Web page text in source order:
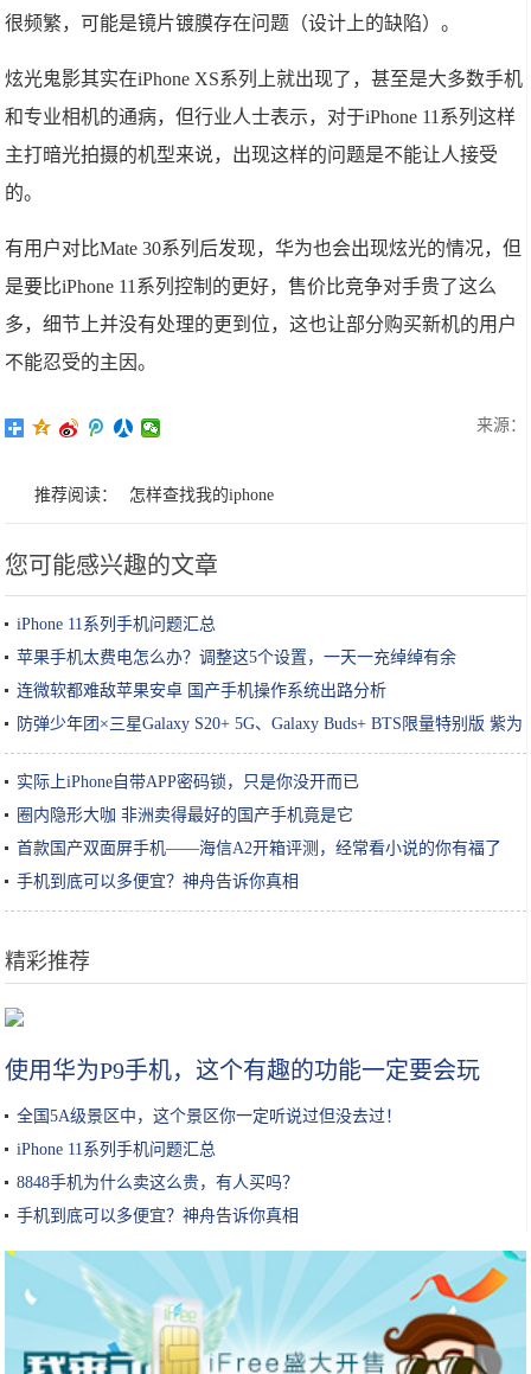
很频繁，可能是镜片镀膜存在问题（设计上的缺陷）。
炫光鬼影其实在iPhone XS系列上就出现了，甚至是大多数手机
和专业相机的通病，但行业人士表示，对于iPhone 11系列这样
主打暗光拍摄的机型来说，出现这样的问题是不能让人接受
的。
有用户对比Mate 30系列后发现，华为也会出现炫光的情况，但
是要比iPhone 11系列控制的更好，售价比竞争对手贵了这么
多，细节上并没有处理的更到位，这也让部分购买新机的用户
不能忍受的主因。
来源：
推荐阅读： 怎样查找我的iphone
您可能感兴趣的文章
iPhone 11系列手机问题汇总
苹果手机太费电怎么办？调整这5个设置，一天一充绰绰有余
连微软都难敌苹果安卓 国产手机操作系统出路分析
防弹少年团×三星Galaxy S20+ 5G、Galaxy Buds+ BTS限量特别版 紫为
你来
实际上iPhone自带APP密码锁，只是你没开而已
圈内隐形大咖 非洲卖得最好的国产手机竟是它
首款国产双面屏手机——海信A2开箱评测，经常看小说的你有福了
手机到底可以多便宜？神舟告诉你真相
精彩推荐
使用华为P9手机，这个有趣的功能一定要会玩
全国5A级景区中，这个景区你一定听说过但没去过！
iPhone 11系列手机问题汇总
8848手机为什么卖这么贵，有人买吗？
手机到底可以多便宜？神舟告诉你真相